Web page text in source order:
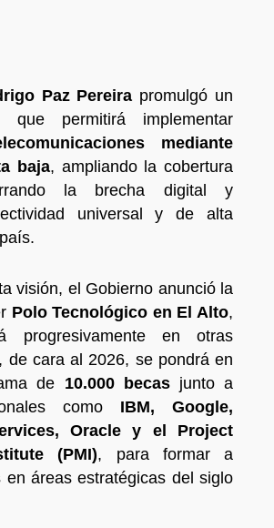
Paz Pereira promulgó un
que permitirá implementar
mediante
baja, ampliando la cobertura
la brecha digital y
universal y de alta
visión, el Gobierno anunció la
Polo Tecnológico en El Alto,
progresivamente en otras
de cara al 2026, se pondrá en
de 10.000 becasjunto a
como IBM, Google,
Oracle y el Project
(PMI), para formar a
en áreas estratégicas del siglo